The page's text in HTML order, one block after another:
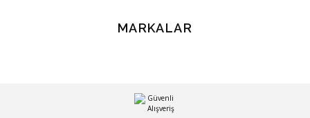
MARKALAR